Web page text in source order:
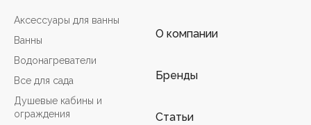
Аксессуары для ванны
Ванны
Водонагреватели
Все для сада
Душевые кабины и
ограждения
О компании
Бренды
Статьи